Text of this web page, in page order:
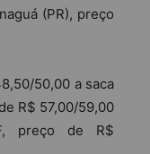
(PR), preço
50,00 a saca
R$ 57,00/59,00
preço de R$